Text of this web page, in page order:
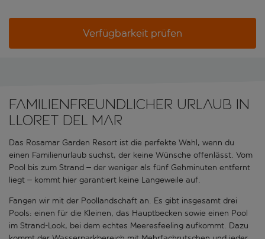
Verfügbarkeit prüfen
Familienfreundlicher Urlaub in
Lloret del Mar
Das Rosamar Garden Resort ist die perfekte Wahl, wenn du
einen Familienurlaub suchst, der keine Wünsche offenlässt. Vom
Pool bis zum Strand – der weniger als fünf Gehminuten entfernt
liegt – kommt hier garantiert keine Langeweile auf.
Fangen wir mit der Poollandschaft an. Es gibt insgesamt drei
Pools: einen für die Kleinen, das Hauptbecken sowie einen Pool
im Strand-Look, bei dem echtes Meeresfeeling aufkommt. Dazu